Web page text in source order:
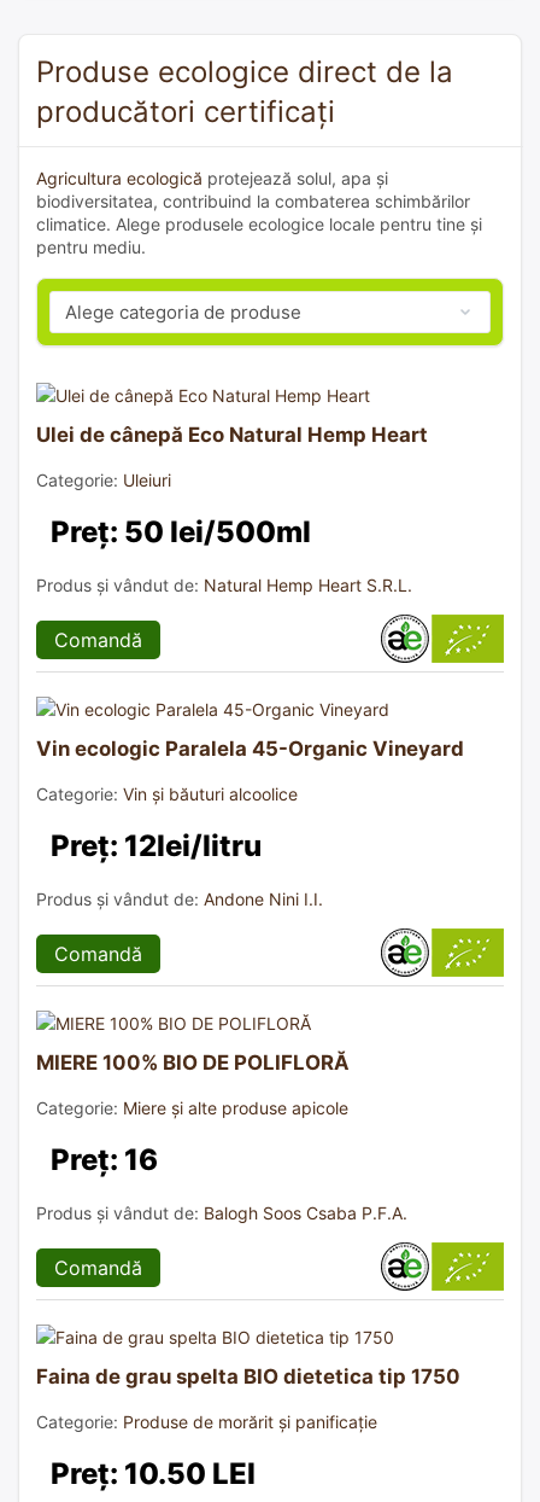
Produse ecologice direct de la
producători certificați
Agricultura ecologică protejează solul, apa și
biodiversitatea, contribuind la combaterea schimbărilor
climatice. Alege produsele ecologice locale pentru tine și
pentru mediu.
Ulei de cânepă Eco Natural Hemp Heart
Categorie: Uleiuri
Preț: 50 lei/500ml
Produs și vândut de: Natural Hemp Heart S.R.L.
Comandă
Vin ecologic Paralela 45-Organic Vineyard
Categorie: Vin și băuturi alcoolice
Preț: 12lei/litru
Produs și vândut de: Andone Nini I.I.
Comandă
MIERE 100% BIO DE POLIFLORĂ
Categorie: Miere și alte produse apicole
Preț: 16
Produs și vândut de: Balogh Soos Csaba P.F.A.
Comandă
Faina de grau spelta BIO dietetica tip 1750
Categorie: Produse de morărit și panificație
Preț: 10.50 LEI